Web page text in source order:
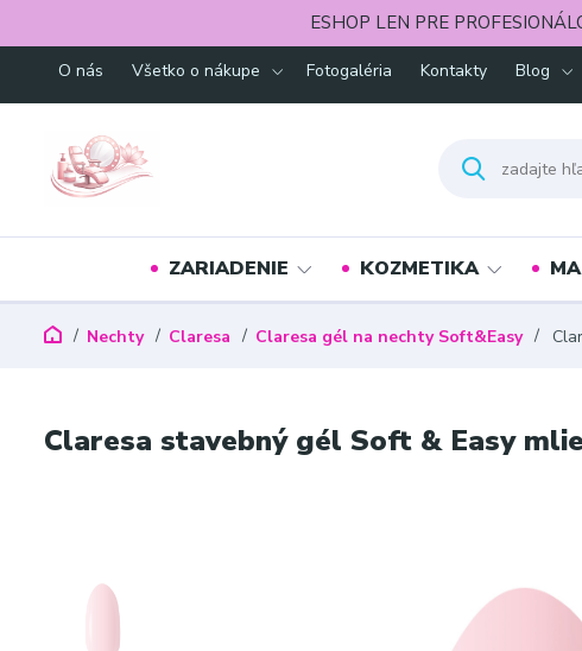
ESHOP LEN PRE
O nás Všetko o nákupe Fotogaléria Kontakty Blog
ZARIADENIE KOZMETIKA
Nechty Claresa Claresa gél na nechty Soft&Easy
Claresa stavebný gél Soft & Easy